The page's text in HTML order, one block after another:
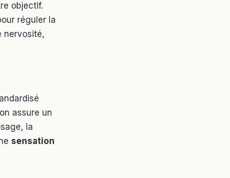
objectif.
réguler la
nervosité,
assure un
la
sensation